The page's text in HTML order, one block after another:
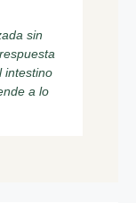
sin
intestino
a lo